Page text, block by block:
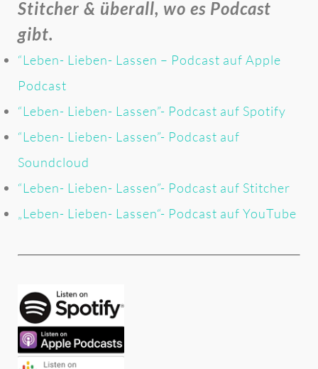
Stitcher & überall, wo es Podcast
gibt.
“Leben- Lieben- Lassen – Podcast auf Apple
Podcast
“Leben- Lieben- Lassen”- Podcast auf Spotify
“Leben- Lieben- Lassen”- Podcast auf
Soundcloud
“Leben- Lieben- Lassen”- Podcast auf Stitcher
„Leben- Lieben- Lassen“- Podcast auf YouTube